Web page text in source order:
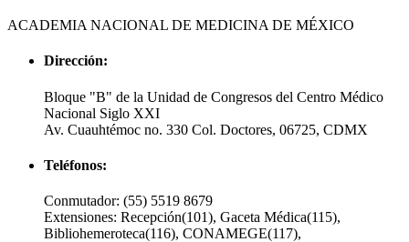
ACADEMIA NACIONAL DE MEDICINA DE MÉXICO
Dirección:
Bloque "B" de la Unidad de Congresos del Centro Médico
Nacional Siglo XXI
Av. Cuauhtémoc no. 330 Col. Doctores, 06725, CDMX
Teléfonos:
Conmutador: (55) 5519 8679
Extensiones: Recepción(101), Gaceta Médica(115),
Bibliohemeroteca(116), CONAMEGE(117),